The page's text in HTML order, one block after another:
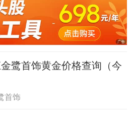
鹭首饰黄金价格查询（今
首饰